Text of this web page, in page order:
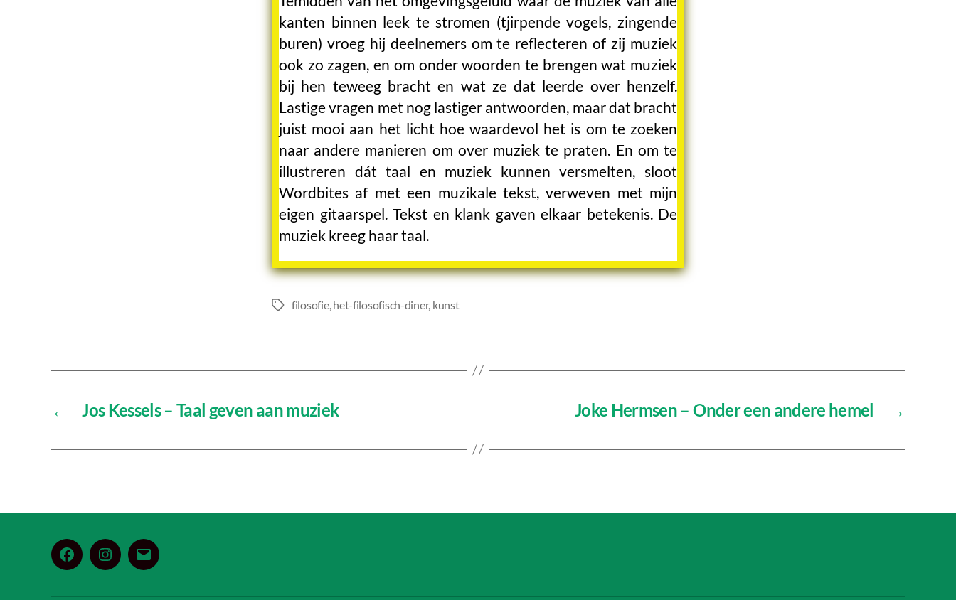
kanten binnen leek te stromen (tjirpende vogels, zingende
buren) vroeg hij deelnemers om te reflecteren of zij muziek
ook zo zagen, en om onder woorden te brengen wat muziek
bij hen teweeg bracht en wat ze dat leerde over henzelf.
Lastige vragen met nog lastiger antwoorden, maar dat bracht
juist mooi aan het licht hoe waardevol het is om te zoeken
naar andere manieren om over muziek te praten. En om te
illustreren dát taal en muziek kunnen versmelten, sloot
Wordbites af met een muzikale tekst, verweven met mijn
eigen gitaarspel. Tekst en klank gaven elkaar betekenis. De
muziek kreeg haar taal.
Tags filosofie, het-filosofisch-diner, kunst
← Jos Kessels – Taal geven aan muziek →
Joke Hermsen – Onder een andere hemel
FacebookInstagram
E-